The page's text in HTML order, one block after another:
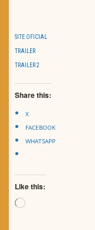
SITE OFICIAL
TRAILER
TRAILER 2
Share this:
X
FACEBOOK
WHATSAPP
Like this:
Loading…